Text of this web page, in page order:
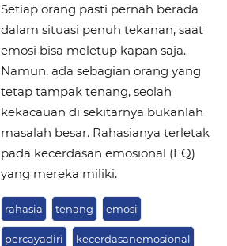
Setiap orang pasti pernah berada
dalam situasi penuh tekanan, saat
emosi bisa meletup kapan saja.
Namun, ada sebagian orang yang
tetap tampak tenang, seolah
kekacauan di sekitarnya bukanlah
masalah besar. Rahasianya terletak
pada kecerdasan emosional (EQ)
yang mereka miliki.
rahasia tenang emosi
percayadiri kecerdasanemosional